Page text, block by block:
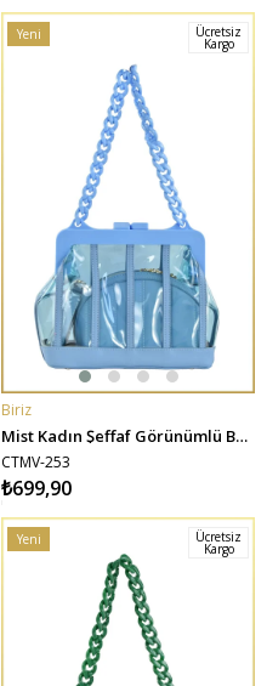
SEPETE EKLE
Yeni
Ücretsiz
Kargo
Biriz
Mist Kadın Şeffaf Görünümlü Burslu Kalın Zincirli Çanta - Mavi
CTMV-253
₺699,90
Yeni
Ücretsiz
Kargo